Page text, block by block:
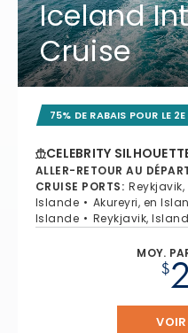
Iceland
Cruise
75% DE RABAIS POUR LE
CELEBRITY
ALLER-RETOUR AU
CRUISE PORTS:
Islande
Akureyri, en
Islande
Reykjavik,
MOY.
$